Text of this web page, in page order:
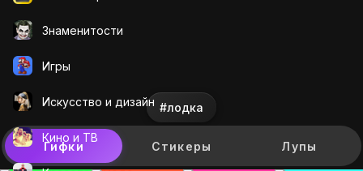
Знаменитости
Игры
Искусcтво и дизайн
Кино и ТВ
#лодка
Гифки Стикеры Лупы